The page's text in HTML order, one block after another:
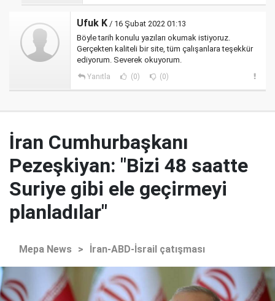
Ufuk K / 16 Şubat 2022 01:13
Böyle tarih konulu yazıları okumak istiyoruz.
Gerçekten kaliteli bir site, tüm çalışanlara teşekkür
ediyorum. Severek okuyorum.
Yanıtla (0) (0)
İran Cumhurbaşkanı
Pezeşkiyan: "Bizi 48 saatte
Suriye gibi ele geçirmeyi
planladılar"
Mepa News > İran-ABD-İsrail çatışması